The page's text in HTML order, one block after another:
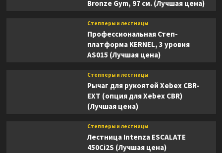
Bronze Gym, 97 см. (Лучшая цена)
Степперы и лестницы
Профессиональная Степ-
платформа KERNEL, 3 уровня
AS015 (Лучшая цена)
Степперы и лестницы
Рычаг для рукоятей Xebex CBR-
EXT (опция для Xebex CBR)
(Лучшая цена)
Степперы и лестницы
Лестница Intenza ESCALATE
450Ci2S (Лучшая цена)